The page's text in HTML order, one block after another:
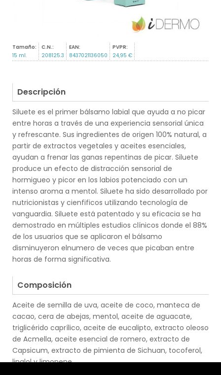
Tamaño:
15 ml.
C.N.:
208125.3
EAN:
8437021136050
PVPR:
24,95 €
Descripción
Siluete es el primer bálsamo labial que ayuda a no picar
entre horas a través de una experiencia sensorial única
y refrescante. Sus ingredientes de origen 100% natural, a
partir de extractos vegetales y aceites esenciales,
ayudan a frenar las ganas repentinas de picar. Siluete
produce un efecto de distracción sensorial de
hormigueo y picor en los labios potenciado con un
intenso aroma a mentol. Siluete ha sido desarrollado por
nutricionistas y cienfificos utilizando tecnología de
vanguardia. Siluete está patentado y su eficacia se ha
demostrado en múltiples estudios clínicos donde el 88%
de los usuarios que se aplicaron el bálsamo
disminuyeron elnumero de veces que picaban entre
horas de forma significativa.
Composición
Aceite de semilla de uva, aceite de coco, manteca de
cacao, cera de abejas, mentol, aceite de aguacate,
triglicérido caprílico, aceite de eucalipto, extracto oleoso
de Acmella, aceite esencial de romero, extracto de
Capsicum, extracto de pimienta de Sichuan, tocoferol,
linalol y limonene.